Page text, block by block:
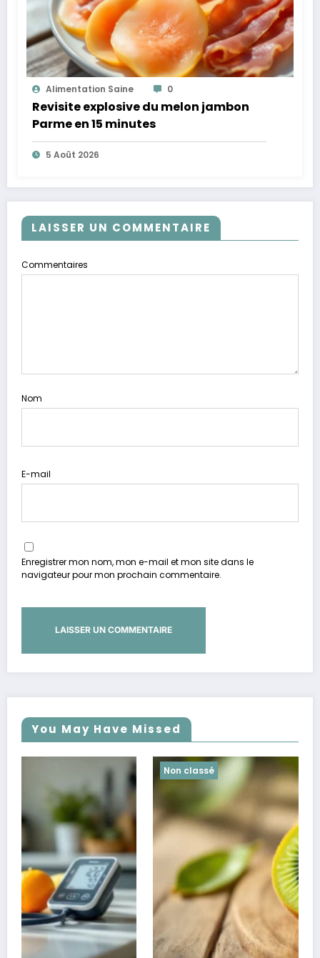
Alimentation Saine 0
Revisite explosive du melon jambon
Parme en 15 minutes
5 Août 2026
LAISSER UN COMMENTAIRE
Commentaires
Nom
E-mail
Enregistrer mon nom, mon e-mail et mon site dans le
navigateur pour mon prochain commentaire.
You May Have Missed